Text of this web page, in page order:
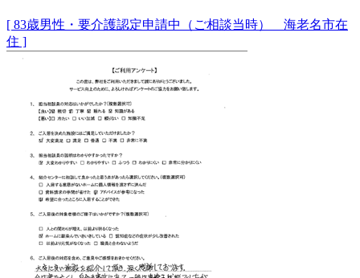
[ 83歳男性・要介護認定申請中（ご相談当時） 海老名市在
住 ]